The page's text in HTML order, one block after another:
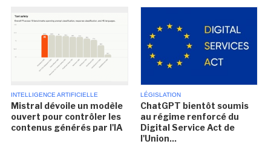
INTELLIGENCE ARTIFICIELLE
Mistral dévoile un modèle
ouvert pour contrôler les
contenus générés par l'IA
LÉGISLATION
ChatGPT bientôt soumis
au régime renforcé du
Digital Service Act de
l'Union...